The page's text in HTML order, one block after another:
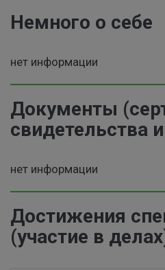
Немного о себе
нет информации
Документы
свидетельства
нет информации
Достижения
(участие в